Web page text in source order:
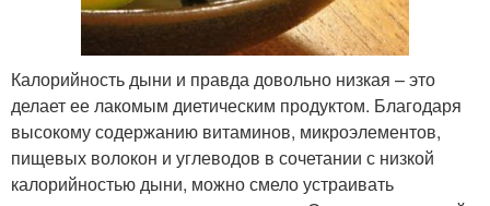
Калорийность дыни и правда довольно низкая – это
делает ее лакомым диетическим продуктом. Благодаря
высокому содержанию витаминов, микроэлементов,
пищевых волокон и углеводов в сочетании с низкой
калорийностью дыни, можно смело устраивать